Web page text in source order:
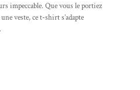
impeccable. Que vous le portiez
veste, ce t-shirt s’adapte